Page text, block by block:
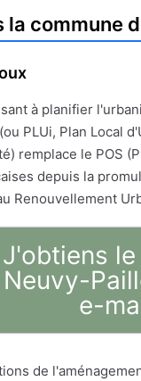
la commune
à planifier
PLUi, Plan Local
remplace le POS
depuis la
Renouvellement
J'obtiens le
Neuvy-
e-
de